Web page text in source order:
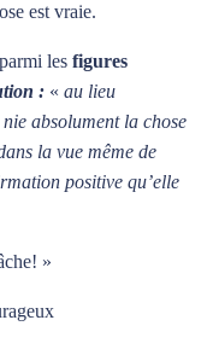
est vraie.
les figures
: « au lieu
nie absolument la chose
la vue même de
positive qu’elle
»